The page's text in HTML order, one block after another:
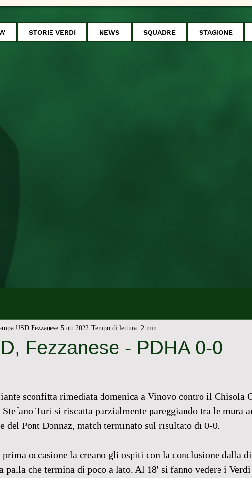
STORIE VERDI NEWS SQUADRE STAGIONE
Fezzanese - PDHA 0-0
USD Fezzanese 5 ott 2022 Tempo di lettura: 2 min
sconfitta rimediata domenica a Vinovo contro il Chisola
Stefano Turi si riscatta parzialmente pareggiando tra le mura
del Pont Donnaz, match terminato sul risultato di 0-0.
prima occasione la creano gli ospiti con la conclusione dalla
palla che termina di poco a lato. Al 18' si fanno vedere i